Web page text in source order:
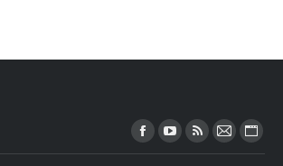
Facebook
YouTubeRSS Mail Site